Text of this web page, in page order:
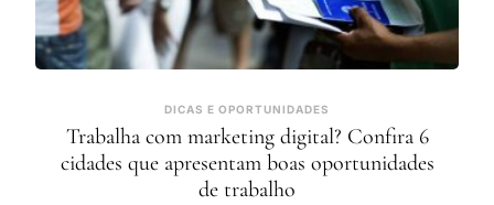
DICAS E OPORTUNIDADES
Trabalha com marketing digital? Confira 6
cidades que apresentam boas oportunidades
de trabalho